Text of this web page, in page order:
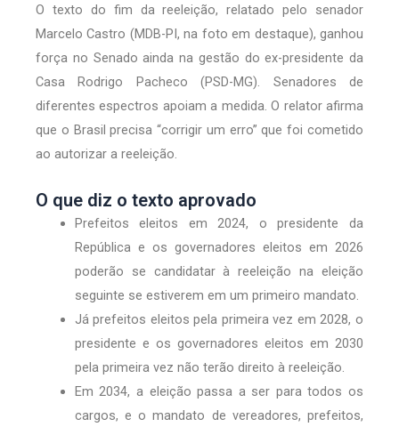
O texto do fim da reeleição, relatado pelo senador
Marcelo Castro (MDB-PI, na foto em destaque), ganhou
força no Senado ainda na gestão do ex-presidente da
Casa Rodrigo Pacheco (PSD-MG). Senadores de
diferentes espectros apoiam a medida. O relator afirma
que o Brasil precisa “corrigir um erro” que foi cometido
ao autorizar a reeleição.
O que diz o texto aprovado
Prefeitos eleitos em 2024, o presidente da
República e os governadores eleitos em 2026
poderão se candidatar à reeleição na eleição
seguinte se estiverem em um primeiro mandato.
Já prefeitos eleitos pela primeira vez em 2028, o
presidente e os governadores eleitos em 2030
pela primeira vez não terão direito à reeleição.
Em 2034, a eleição passa a ser para todos os
cargos, e o mandato de vereadores, prefeitos,